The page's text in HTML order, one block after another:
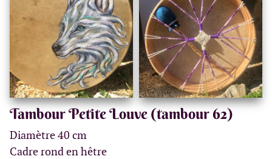
Tambour Petite Louve (tambour 62)
Diamètre 40 cm
Cadre rond en hêtre